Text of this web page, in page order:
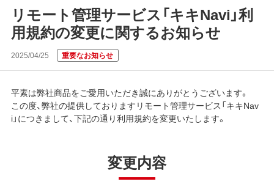
リモート管理サービス「キキNavi」利
用規約の変更に関するお知らせ
2025/04/25 重要なお知らせ
平素は弊社商品をご愛用いただき誠にありがとうございます。
この度、弊社の提供しておりますリモート管理サービス「キキNav
i」につきまして、下記の通り利用規約を変更いたします。
変更内容